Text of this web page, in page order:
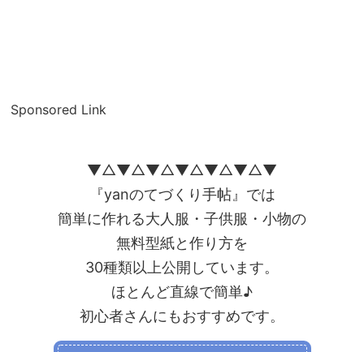
Sponsored Link
▼△▼△▼△▼△▼△▼△▼
『yanのてづくり手帖』では
簡単に作れる大人服・子供服・小物の
無料型紙と作り方を
30種類以上公開しています。
ほとんど直線で簡単♪
初心者さんにもおすすめです。